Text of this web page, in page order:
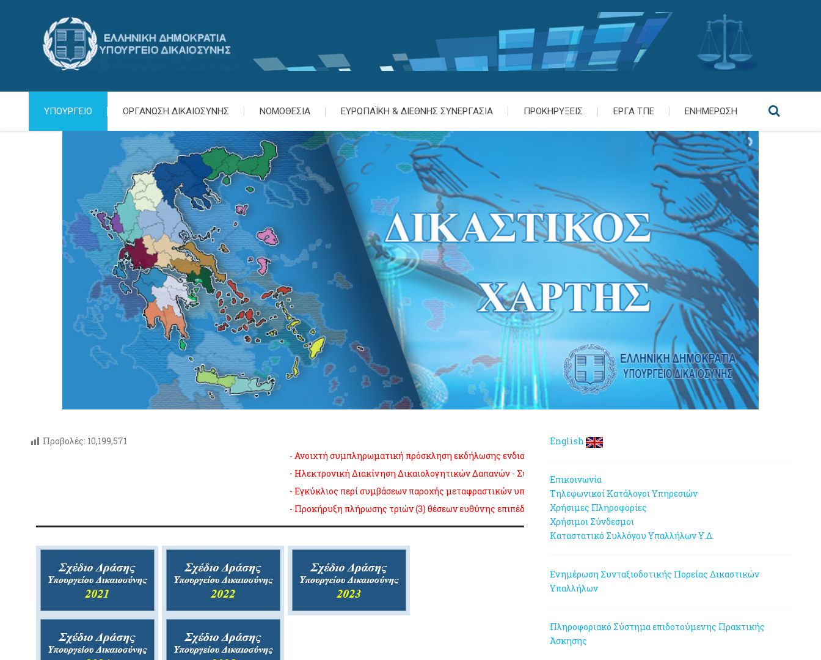
ΥΠΟΥΡΓΕΙΟ ΟΡΓΑΝΩΣΗ ΔΙΚΑΙΟΣΥΝΗΣ ΝΟΜΟΘΕΣΙΑ ΕΥΡΩΠΑΪΚΗ & ΔΙΕΘΝΗΣ ΣΥΝΕΡΓΑΣΙΑ ΠΡΟΚΗΡΥΞΕΙΣ ΕΡΓΑ ΤΠΕ ΕΝΗΜΕΡΩΣΗ
Προβολές: 10,199,571
- Ανοιχτή συμπληρωματική πρόσκληση εκδήλωσης ενδιαφέροντος για την πλήρωση δύο (2) θέσεων Συμβούλων της Ενιαίας Αρχής
- Ηλεκτρονική Διακίνηση Δικαιολογητικών Δαπανών - Συχνές Ερωτήσεις
- Εγκύκλιος περί συμβάσεων παροχής μεταφραστικών υπηρεσιών στις δικαστικές αρχές και στις εισαγγελίες της χώρας
- Προκήρυξη πλήρωσης τριών (3) θέσεων ευθύνης επιπέδου Διεύθυνσης, K.Y. Υπουργείου Δικαιοσύνης
English
Επικοινωνία
Τηλεφωνικοί Κατάλογοι Υπηρεσιών
Χρήσιμες Πληροφορίες
Χρήσιμοι Σύνδεσμοι
Καταστατικό Συλλόγου Υπαλλήλων Υ.Δ.
Ενημέρωση Συνταξιοδοτικής Πορείας Δικαστικών
Υπαλλήλων
Πληροφοριακό Σύστημα επιδοτούμενης Πρακτικής
Άσκησης